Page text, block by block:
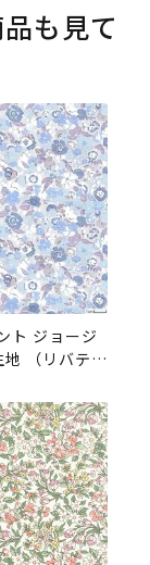
も見て
ト ジョージ
（リバテ
クス）2026